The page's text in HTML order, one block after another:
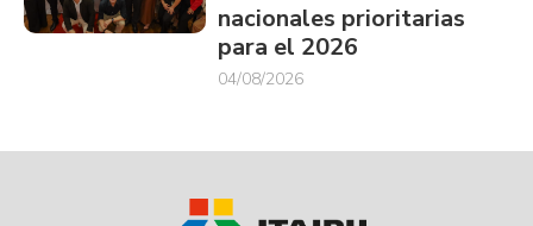
nacionales prioritarias
para el 2026
04/08/2026